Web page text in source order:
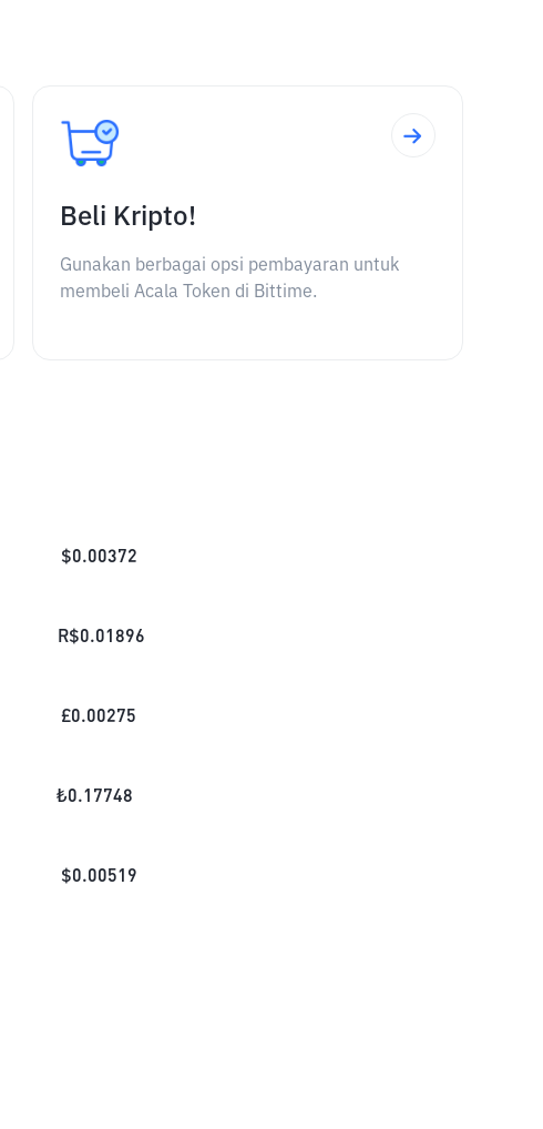
Beli Kripto!
Gunakan berbagai opsi pembayaran untuk
membeli Acala Token di Bittime.
$0.00372
R$0.01896
£0.00275
₺0.17748
$0.00519